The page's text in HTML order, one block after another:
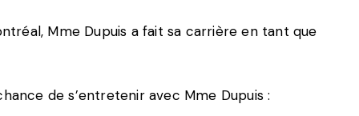
Mme Dupuis a fait sa carrière en tant que
de s’entretenir avec Mme Dupuis :